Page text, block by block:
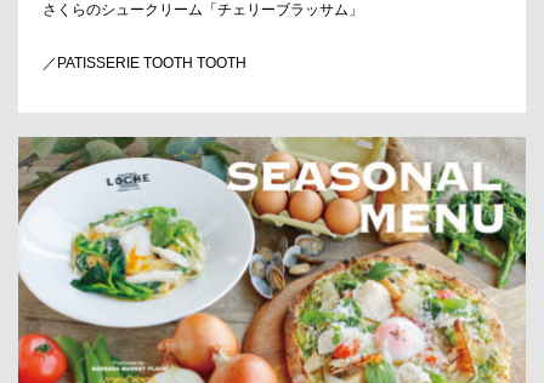
さくらのシュークリーム「チェリーブラッサム」
／PATISSERIE TOOTH TOOTH